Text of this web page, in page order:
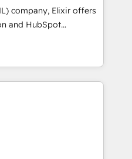
reported on with clear
by core values; Joy, Grit,
and its clientele, and
company, Elixir offers
and HubSpot
to mid-market
operates in the
the same time
is located in
and service